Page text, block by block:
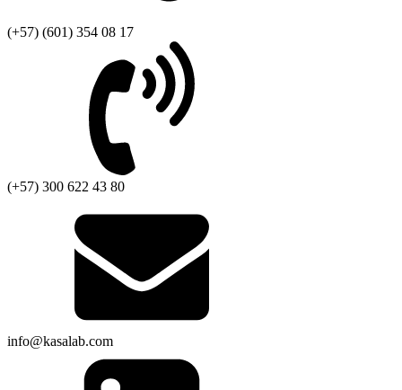
(+57) (601) 354 08 17
(+57) 300 622 43 80
info@kasalab.com